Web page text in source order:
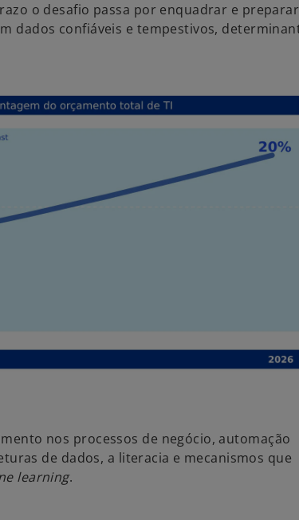
o desafio passa por enquadrar e
dados confiáveis e tempestivos,
nos processos de negócio, automação
de dados, a literacia e mecanismos que
learning.